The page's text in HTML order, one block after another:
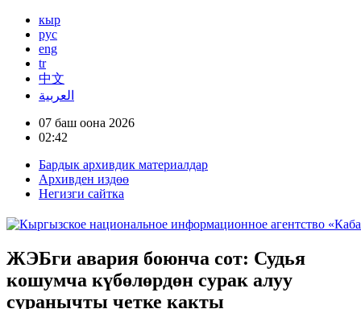
кыр
рус
eng
tr
中文
العربية
07 баш оона 2026
02:42
Бардык архивдик материалдар
Архивден издөө
Негизги сайтка
ЖЭБги авария боюнча сот: Судья
кошумча күбөлөрдөн сурак алуу
суранычты четке какты